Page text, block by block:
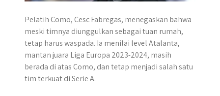
Pelatih Como, Cesc Fabregas, menegaskan bahwa
meski timnya diunggulkan sebagai tuan rumah,
tetap harus waspada. Ia menilai level Atalanta,
mantan juara Liga Europa 2023-2024, masih
berada di atas Como, dan tetap menjadi salah satu
tim terkuat di Serie A.